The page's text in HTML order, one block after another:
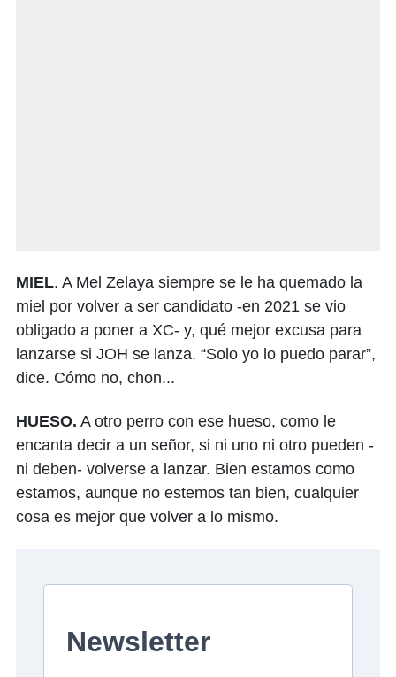
MIEL. A Mel Zelaya siempre se le ha quemado la
miel por volver a ser candidato -en 2021 se vio
obligado a poner a XC- y, qué mejor excusa para
lanzarse si JOH se lanza. “Solo yo lo puedo parar”,
dice. Cómo no, chon...
HUESO. A otro perro con ese hueso, como le
encanta decir a un señor, si ni uno ni otro pueden -
ni deben- volverse a lanzar. Bien estamos como
estamos, aunque no estemos tan bien, cualquier
cosa es mejor que volver a lo mismo.